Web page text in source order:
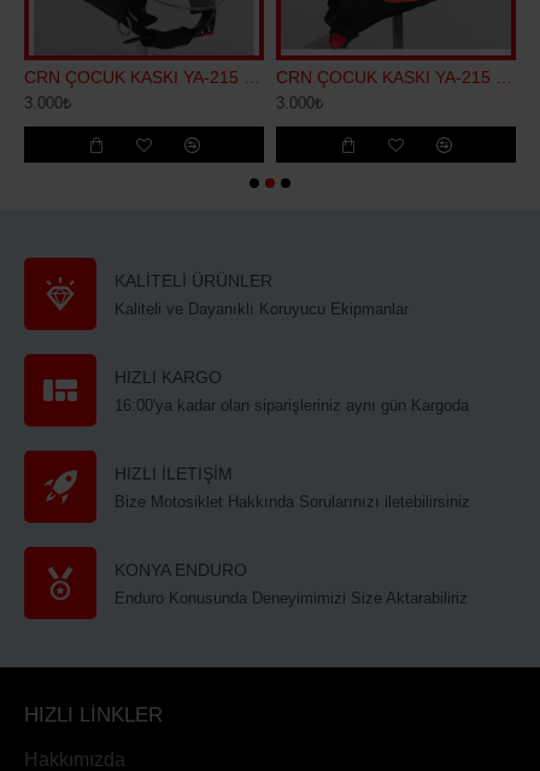
3.000₺ 3.000₺
KALİTELİ ÜRÜNLER
Kaliteli ve Dayanıklı Koruyucu Ekipmanlar
HIZLI KARGO
16:00'ya kadar olan siparişleriniz aynı gün Kargoda
HIZLI İLETİŞİM
Bize Motosiklet Hakkında Sorularınızı iletebilirsiniz
KONYA ENDURO
Enduro Konusunda Deneyimimizi Size Aktarabiliriz
HIZLI LİNKLER
Hakkımızda